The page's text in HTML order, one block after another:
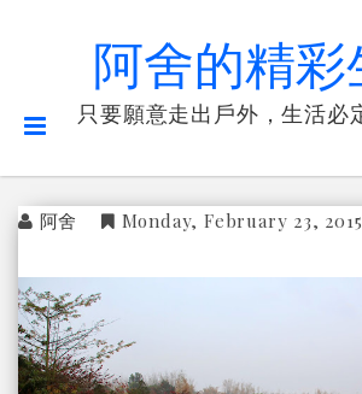
阿舍的精
只要願意走出戶外，生活必
阿舍 Monday, February 23, 2015